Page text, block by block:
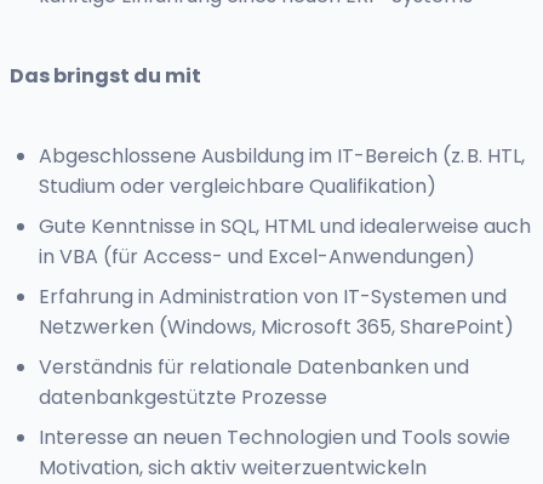
Das bringst du mit
Abgeschlossene Ausbildung im IT-Bereich (z. B. HTL,
Studium oder vergleichbare Qualifikation)
Gute Kenntnisse in SQL, HTML und idealerweise auch
in VBA (für Access- und Excel-Anwendungen)
Erfahrung in Administration von IT-Systemen und
Netzwerken (Windows, Microsoft 365, SharePoint)
Verständnis für relationale Datenbanken und
datenbankgestützte Prozesse
Interesse an neuen Technologien und Tools sowie
Motivation, sich aktiv weiterzuentwickeln